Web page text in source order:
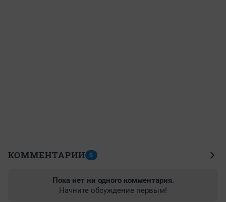
КОММЕНТАРИИ 0
Пока нет ни одного комментария.
Начните обсуждение первым!